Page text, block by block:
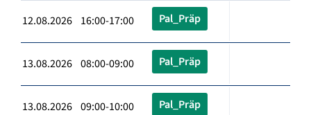
12.08.2026 16:00-17:00 Pal_Präp
13.08.2026 08:00-09:00 Pal_Präp
13.08.2026 09:00-10:00 Pal_Präp